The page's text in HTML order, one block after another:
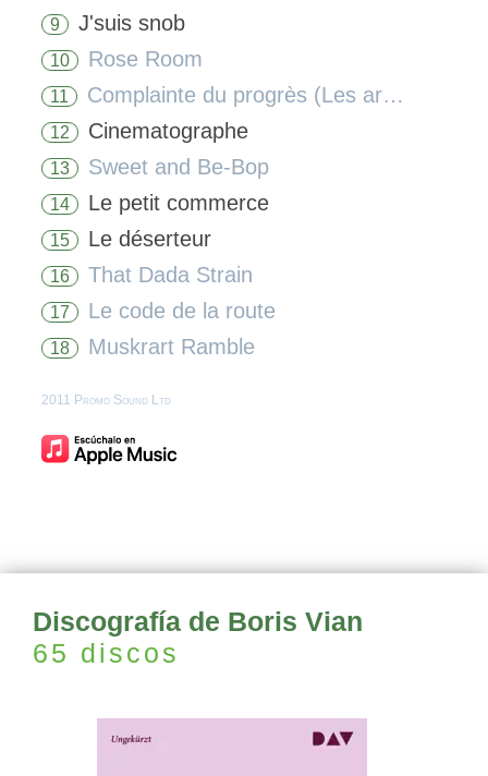
9 J'suis snob
10 Rose Room
11 Complainte du progrès (Les arts ménagers)
12 Cinematographe
13 Sweet and Be-Bop
14 Le petit commerce
15 Le déserteur
16 That Dada Strain
17 Le code de la route
18 Muskrart Ramble
2011 Promo Sound Ltd
Discografía de Boris Vian
65 discos